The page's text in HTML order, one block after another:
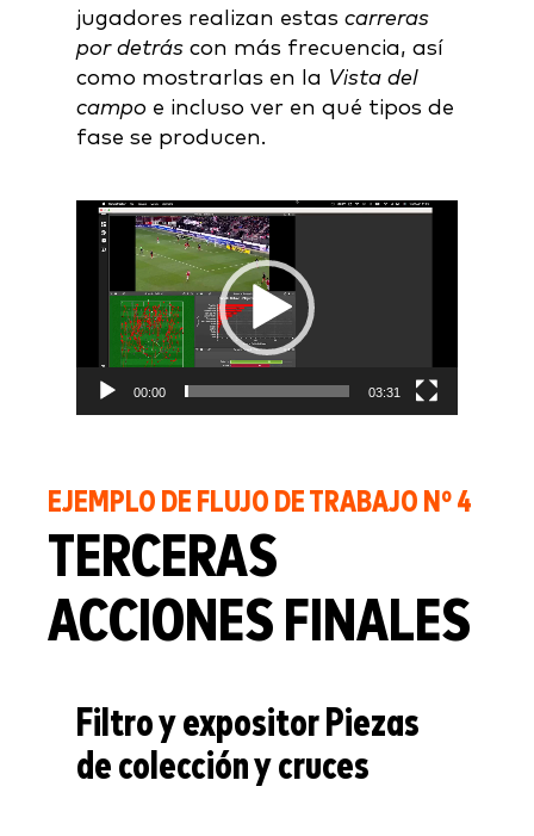
jugadores realizan estas carreras
por detrás con más frecuencia, así
como mostrarlas en la Vista del
campo e incluso ver en qué tipos de
fase se producen.
Video
Player
00:00 03:31
EJEMPLO DE FLUJO DE TRABAJO Nº 4
TERCERAS
ACCIONES FINALES
Filtro y expositor Piezas
de colección y cruces